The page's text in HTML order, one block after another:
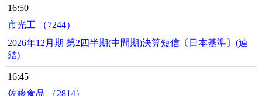
16:50
市光工 （7244）
2026年12月期 第2四半期(中間期)決算短信〔日本基準〕(連
結)
16:45
佐藤食品 （2814）